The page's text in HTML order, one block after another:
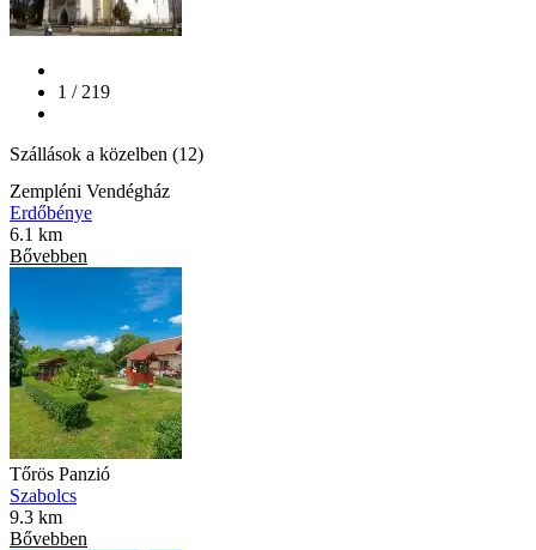
1 / 219
Szállások a közelben (12)
Zempléni Vendégház
Erdőbénye
6.1 km
Bővebben
Tőrös Panzió
Szabolcs
9.3 km
Bővebben